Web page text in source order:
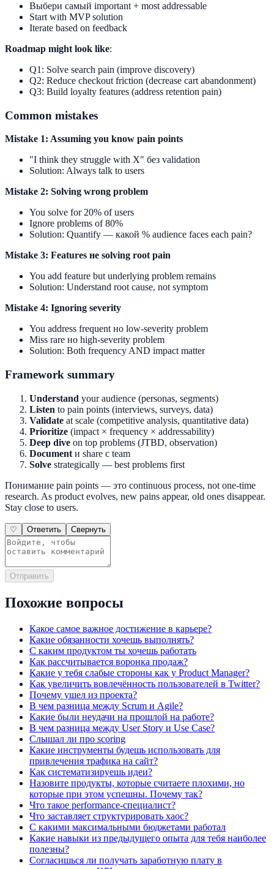
Выбери самый important + most addressable
Start with MVP solution
Iterate based on feedback
Roadmap might look like:
Q1: Solve search pain (improve discovery)
Q2: Reduce checkout friction (decrease cart abandonment)
Q3: Build loyalty features (address retention pain)
Common mistakes
Mistake 1: Assuming you know pain points
"I think they struggle with X" без validation
Solution: Always talk to users
Mistake 2: Solving wrong problem
You solve for 20% of users
Ignore problems of 80%
Solution: Quantify — какой % audience faces each pain?
Mistake 3: Features не solving root pain
You add feature but underlying problem remains
Solution: Understand root cause, not symptom
Mistake 4: Ignoring severity
You address frequent но low-severity problem
Miss rare но high-severity problem
Solution: Both frequency AND impact matter
Framework summary
Understand your audience (personas, segments)
Listen to pain points (interviews, surveys, data)
Validate at scale (competitive analysis, quantitative data)
Prioritize (impact × frequency × addressability)
Deep dive on top problems (JTBD, observation)
Document и share с team
Solve strategically — best problems first
Понимание pain points — это continuous process, not one-time
research. As product evolves, new pains appear, old ones disappear.
Stay close to users.
♡ Ответить Свернуть
Отправить
Похожие вопросы
Какое самое важное достижение в карьере?
Какие обязанности хочешь выполнять?
С каким продуктом ты хочешь работать
Как рассчитывается воронка продаж?
Какие у тебя слабые стороны как у Product Manager?
Как увеличить вовлечённость пользователей в Twitter?
Почему ушел из проекта?
В чем разница между Scrum и Agile?
Какие были неудачи на прошлой на работе?
В чем разница между User Story и Use Case?
Слышал ли про scoring
Какие инструменты будешь использовать для
привлечения трафика на сайт?
Как систематизируешь идеи?
Назовите продукты, которые считаете плохими, но
которые при этом успешны. Почему так?
Что такое performance-специалист?
Что заставляет структурировать хаос?
С какими максимальными бюджетами работал
Какие навыки из предыдущего опыта для тебя наиболее
полезны?
Согласишься ли получать заработную плату в